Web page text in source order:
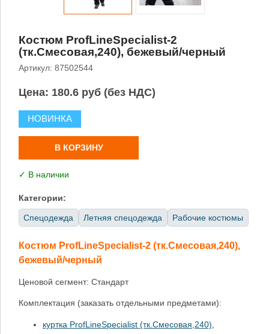
Костюм ProfLineSpecialist-2
(тк.Смесовая,240), бежевый/черный
Артикул: 87502544
Цена: 180.6 руб (без НДС)
НОВИНКА
В КОРЗИНУ
✓ В наличии
Категории:
Спецодежда Летняя спецодежда Рабочие костюмы
Костюм ProfLineSpecialist-2 (тк.Смесовая,240),
бежевый/черный
Ценовой сегмент: Стандарт
Комплектация (заказать отдельными предметами):
куртка ProfLineSpecialist (тк.Смесовая,240),